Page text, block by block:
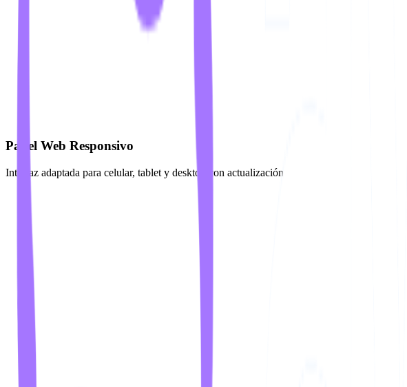
Panel Web Responsivo
Interfaz adaptada para celular, tablet y desktop con actualización automática